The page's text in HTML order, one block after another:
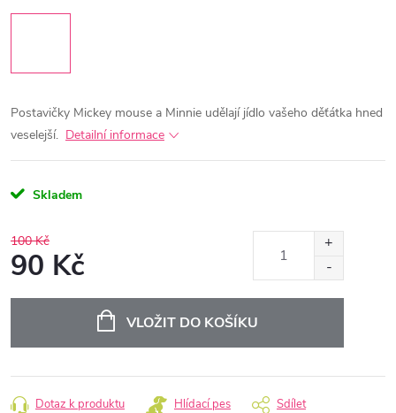
Postavičky Mickey mouse a Minnie udělají jídlo vašeho děťátka hned
veselejší. Detailní informace
Skladem
100 Kč
90 Kč
VLOŽIT DO KOŠÍKU
Dotaz k produktu Hlídací pes Sdílet